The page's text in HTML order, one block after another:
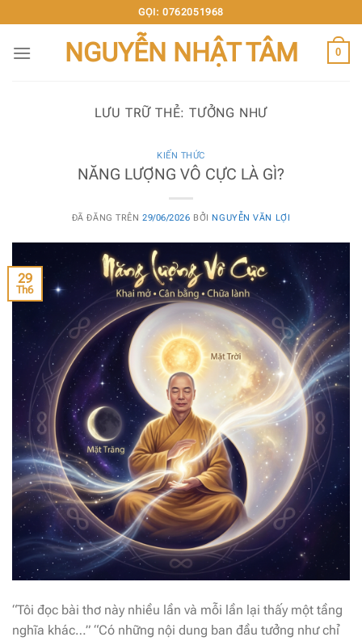
đến
nội
GỌI: 0762051968
NGUYỄN NHẬT TÂM 0
LƯU TRỮ THẺ:TƯỞNG NHƯ
KIẾN THỨC
NĂNG LƯỢNG VÔ CỰC LÀ GÌ?
ĐÃ ĐĂNG TRÊN 29/06/2026 BỞI NGUYỄN VĂN LỢI
29
Th6
“Tôi đọc bài thơ này nhiều lần và mỗi lần lại thấy một tầng
nghĩa khác…” “Có những nội dung ban đầu tưởng như chỉ